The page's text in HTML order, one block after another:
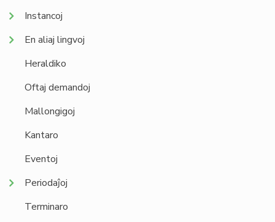
Instancoj
En aliaj lingvoj
Heraldiko
Oftaj demandoj
Mallongigoj
Kantaro
Eventoj
Periodaĵoj
Terminaro